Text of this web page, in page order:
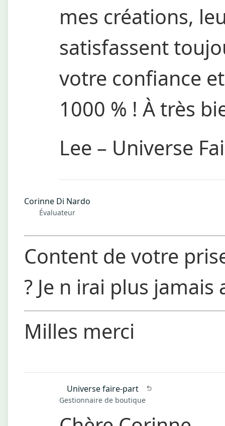
mes créations,
satisfassent
votre confiance
1000 % ! À très
Lee – Universe
Corinne Di Nardo
Évaluateur
Content de votre
? Je n irai plus jamais
Milles merci
Universe faire-part
Gestionnaire de boutique